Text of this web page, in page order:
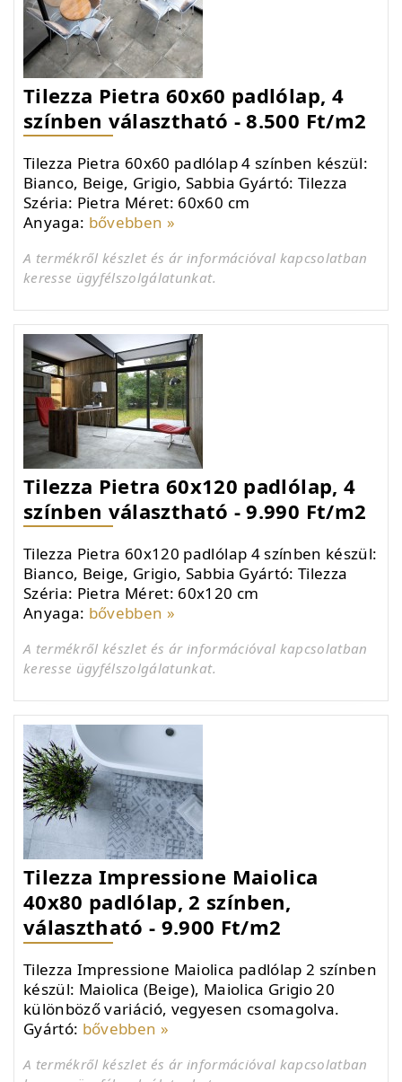
Tilezza Pietra 60x60 padlólap, 4
színben választható - 8.500 Ft/m2
Tilezza Pietra 60x60 padlólap 4 színben készül:
Bianco, Beige, Grigio, Sabbia Gyártó: Tilezza
Széria: Pietra Méret: 60x60 cm
Anyaga: bővebben »
A termékről készlet és ár információval kapcsolatban
keresse ügyfélszolgálatunkat.
Tilezza Pietra 60x120 padlólap, 4
színben választható - 9.990 Ft/m2
Tilezza Pietra 60x120 padlólap 4 színben készül:
Bianco, Beige, Grigio, Sabbia Gyártó: Tilezza
Széria: Pietra Méret: 60x120 cm
Anyaga: bővebben »
A termékről készlet és ár információval kapcsolatban
keresse ügyfélszolgálatunkat.
Tilezza Impressione Maiolica
40x80 padlólap, 2 színben,
választható - 9.900 Ft/m2
Tilezza Impressione Maiolica padlólap 2 színben
készül: Maiolica (Beige), Maiolica Grigio 20
különböző variáció, vegyesen csomagolva.
Gyártó: bővebben »
A termékről készlet és ár információval kapcsolatban